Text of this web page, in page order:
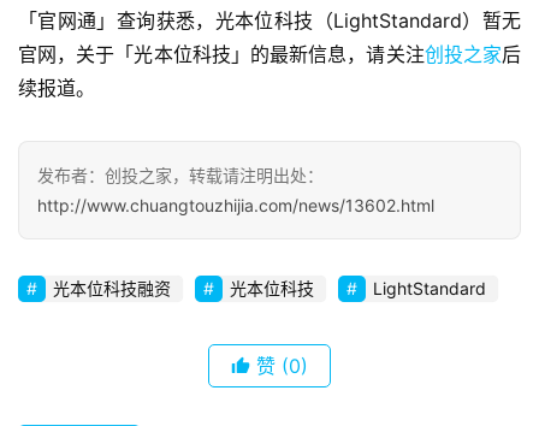
商
业
观
察
初
创
投稿
「官网通」查询获悉，光本位科技（LightStandard）暂无
官网，关于「光本位科技」的最新信息，请关注创投之家后
续报道。
发布者：创投之家，转载请注明出处：
http://www.chuangtouzhijia.com/news/13602.html
光本位科技融资 光本位科技 LightStandard
赞 (0)